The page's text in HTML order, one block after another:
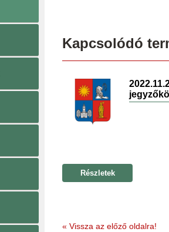
Kapcsolódó
Részletek
« Vissza az előző oldalra!